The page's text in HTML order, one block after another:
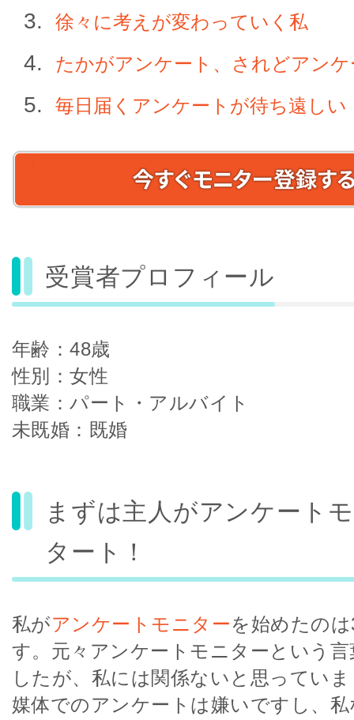
徐々に考えが変わっていく私
たかがアンケート、されどアン
毎日届くアンケートが待ち遠しい
受賞者プロフィール
年齢：48歳
性別：女性
職業：パート・アルバイト
未既婚：既婚
まずは主人がアンケート
タート！
私がアンケートモニターを始めたの
す。元々アンケートモニターという
したが、私には関係ないと思ってい
媒体でのアンケートは嫌いですし、